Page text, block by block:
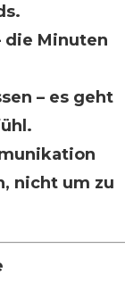
die Minuten
– es geht
nicht um zu